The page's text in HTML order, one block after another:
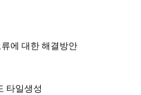
에 대한 해결방안
타일생성